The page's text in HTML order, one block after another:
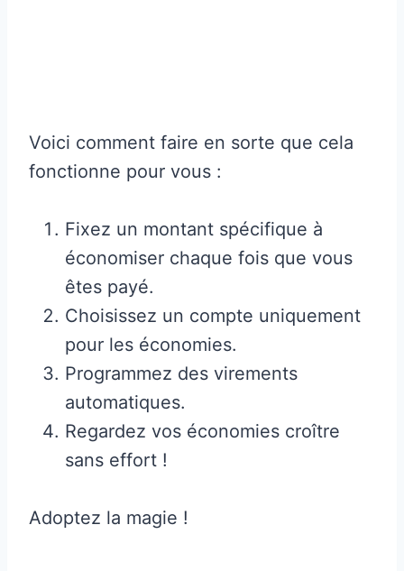
Voici comment faire en sorte que cela
fonctionne pour vous :
Fixez un montant spécifique à
économiser chaque fois que vous
êtes payé.
Choisissez un compte uniquement
pour les économies.
Programmez des virements
automatiques.
Regardez vos économies croître
sans effort !
Adoptez la magie !